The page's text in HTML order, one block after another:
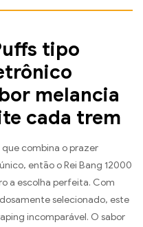
tipo
melancia
cada trem
combina o prazer
então o Rei Bang 12000
a escolha perfeita. Com
selecionado, este
incomparável. O sabor